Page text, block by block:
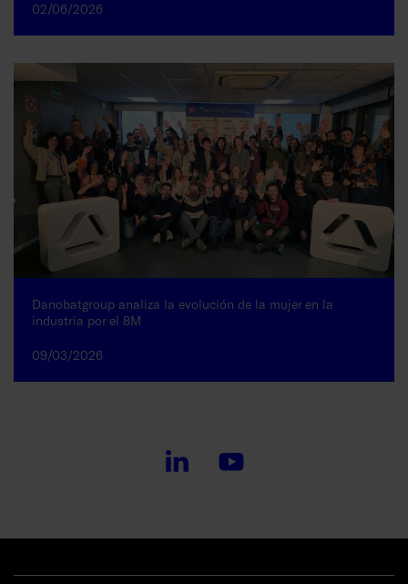
02/06/2026
Danobatgroup analiza la evolución de la mujer en la
industria por el 8M
09/03/2026